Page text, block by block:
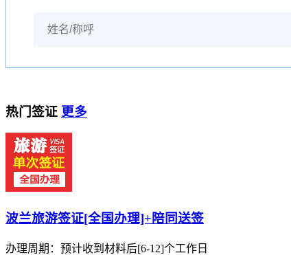
热门签证 更多
波兰旅游签证[全国办理]+陪同送签
办理周期：预计收到材料后[6-12]个工作日